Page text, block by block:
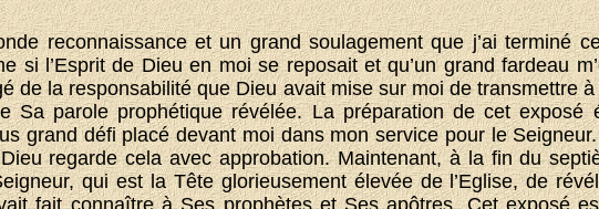
reconnaissance et un grand soulagement que j’ai terminé
si l’Esprit de Dieu en moi se reposait et qu’un grand fardeau
de la responsabilité que Dieu avait mise sur moi de transmettre
Sa parole prophétique révélée. La préparation de cet exposé
grand défi placé devant moi dans mon service pour le
Dieu regarde cela avec approbation. Maintenant, à la fin du
qui est la Tête glorieusement élevée de l’Eglise, de
fait connaître à Ses prophètes et Ses apôtres. Cet exposé